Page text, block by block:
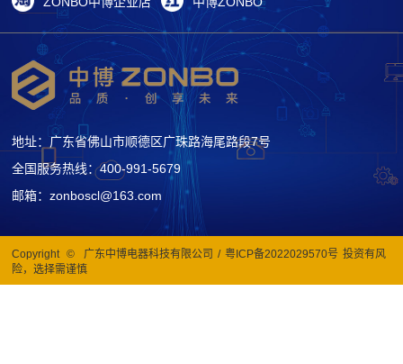
地址：广东省佛山市顺德区广珠路海尾路段7号
全国服务热线：400-991-5679
邮箱：zonboscl@163.com
Copyright © 广东中博电器科技有限公司 / 粤ICP备2022029570号 投资有风
险，选择需谨慎